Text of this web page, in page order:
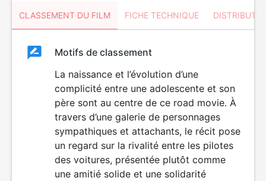
CLASSEMENT DU FILM FICHE TECHNIQUE
ClassementClassement
Motifs de classement
La naissance et l’évolution d’une
complicité entre une adolescente et son
père sont au centre de ce road movie. À
travers d’une galerie de personnages
sympathiques et attachants, le récit pose
un regard sur la rivalité entre les pilotes
des voitures, présentée plutôt comme
une amitié solide et une solidarité